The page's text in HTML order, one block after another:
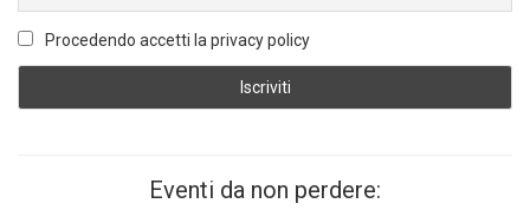
Procedendo accetti la privacy policy
Eventi da non perdere: